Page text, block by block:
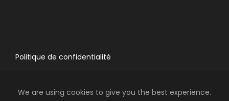
Politique de confidentialité
We are using cookies to give you the best experience.